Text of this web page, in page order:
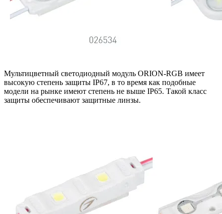
Мультицветный светодиодный модуль ORION-RGB имеет
высокую степень защиты IP67, в то время как подобные
модели на рынке имеют степень не выше IP65. Такой класс
защиты обеспечивают защитные линзы.